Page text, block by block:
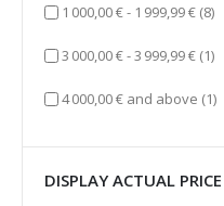
1 000,00 €- 1 999,99 € (8)
3 000,00 €-3 999,99 € (1)
4 000,00 € and above (1)
DISPLAY ACTUAL PRICE